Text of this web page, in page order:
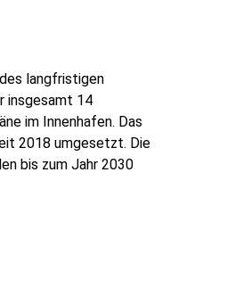
langfristigen
insgesamt 14
im Innenhafen. Das
2018 umgesetzt. Die
bis zum Jahr 2030